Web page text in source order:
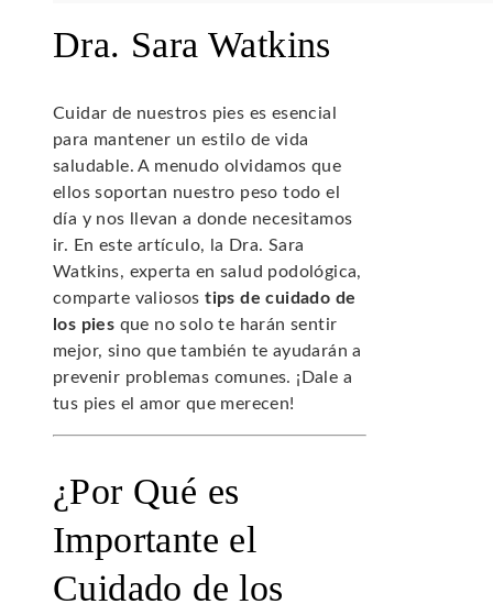
Dra. Sara Watkins
Cuidar de nuestros pies es esencial
para mantener un estilo de vida
saludable. A menudo olvidamos que
ellos soportan nuestro peso todo el
día y nos llevan a donde necesitamos
ir. En este artículo, la Dra. Sara
Watkins, experta en salud podológica,
comparte valiosostips de cuidado de
los pies que no solo te harán sentir
mejor, sino que también te ayudarán a
prevenir problemas comunes. ¡Dale a
tus pies el amor que merecen!
¿Por Qué es
Importante el
Cuidado de los